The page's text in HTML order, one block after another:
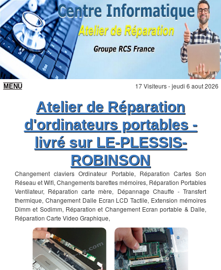
17 Visiteurs - jeudi 6 aout 2026
Atelier de Réparation
d'ordinateurs portables -
livré sur LE-PLESSIS-
ROBINSON
Changement claviers Ordinateur Portable, Réparation Cartes Son
Réseau et Wifi, Changements barettes mémoires, Réparation Portables
Ventilateur, Réparation carte mère, Dépannage Chauffe - Transfert
thermique, Changement Dalle Ecran LCD Tactile, Extension mémoires
Dimm et Sodimm, Réparation et Changement Ecran portable & Dalle,
Réparation Carte Video Graphique,